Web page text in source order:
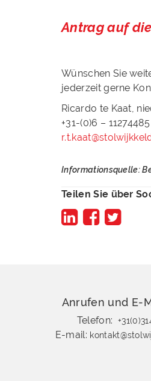
Antrag auf
Wünschen Sie
jederzeit gerne
Ricardo te Kaat,
+31-
Informationsquelle:
Teilen Sie über
Anrufen und E-
Telefon:
E-mail: